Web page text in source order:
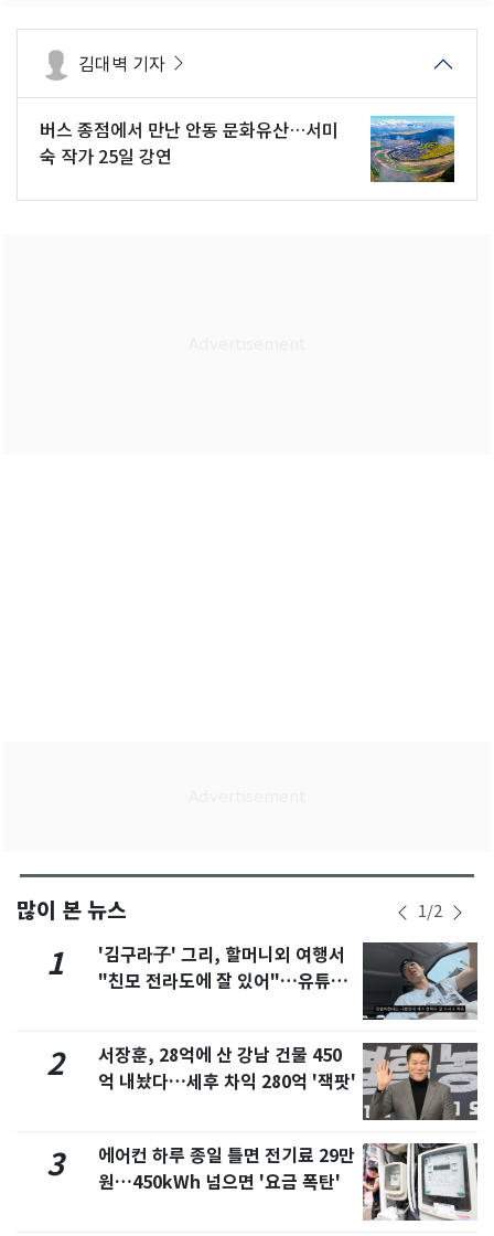
김대벽 기자
버스 종점에서 만난 안동 문화유산…서미
숙 작가 25일 강연
많이 본 뉴스 1/2
1
'김구라子' 그리, 할머니외 여행서
"친모 전라도에 잘 있어"…유튜브
2
서장훈, 28억에 산 강남 건물 450
억 내놨다…세후 차익 280억 '잭팟'
3
에어컨 하루 종일 틀면 전기료 29만
원…450kWh 넘으면 '요금 폭탄'